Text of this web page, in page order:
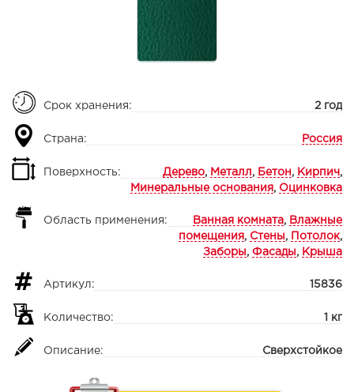
Срок хранения: 2 год
Страна: Россия
Поверхность: Дерево, Металл , Бетон , Кирпич ,
Минеральные основания , Оцинковка
Область применения: Ванная комната, Влажные
помещения , Стены , Потолок,
Заборы , Фасады , Крыша
Артикул: 15836
Количество: 1 кг
Описание: Сверхстойкое